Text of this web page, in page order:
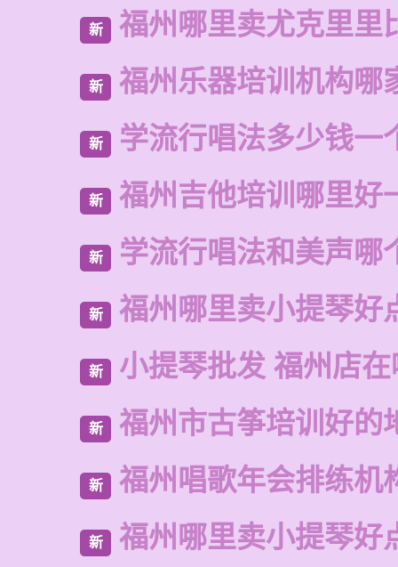
新 福州哪里卖尤克里里
新 福州乐器培训机构哪
新 学流行唱法多少钱一
新 福州吉他培训哪里好
新 学流行唱法和美声哪
新 福州哪里卖小提琴好
新 小提琴批发 福州店
新 福州市古筝培训好的
新 福州唱歌年会排练机
新 福州哪里卖小提琴好